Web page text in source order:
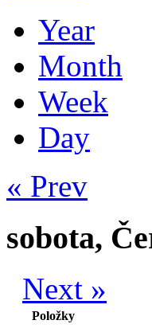
Year
Month
Week
Day
« Prev
sobota,
Next »
Položky